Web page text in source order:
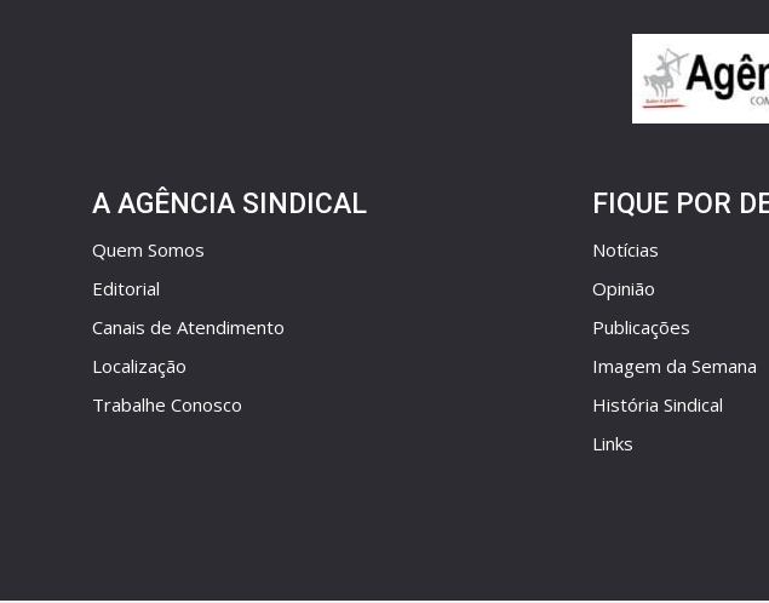
A AGÊNCIA SINDICAL
Quem Somos
Editorial
Canais de Atendimento
Localização
Trabalhe Conosco
FIQUE POR
Notícias
Opinião
Publicações
Imagem da Semana
História Sindical
Links